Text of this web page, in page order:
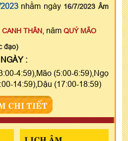
nhằm ngày 16/7/2023 Âm
CANH THÂN , năm QUÝ MÃO
đạo)
:
4:59),Mão (5:00-6:59),Ngọ
14:59),Dậu (17:00-18:59)
CHI TIẾT